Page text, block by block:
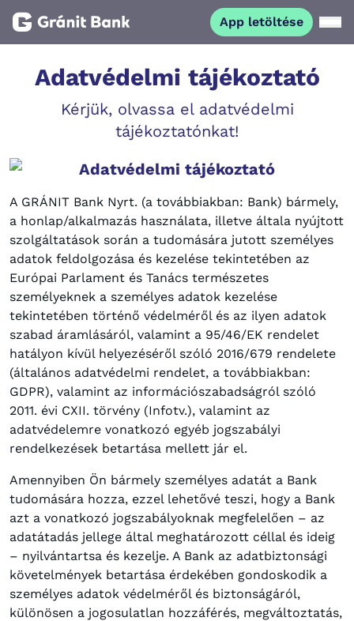
App letöltése
Magánszemélyeknek
Vállalkozásoknak
Fiataloknak
Befektetőknek
Kapcsolat
Netbank App letöltése
Adatvédelmi tájékoztató
Kérjük, olvassa el adatvédelmi
tájékoztatónkat!
Adatvédelmi tájékoztató
A GRÁNIT Bank Nyrt. (a továbbiakban: Bank) bármely,
a honlap/alkalmazás használata, illetve általa nyújtott
szolgáltatások során a tudomására jutott személyes
adatok feldolgozása és kezelése tekintetében az
Európai Parlament és Tanács természetes
személyeknek a személyes adatok kezelése
tekintetében történő védelméről és az ilyen adatok
szabad áramlásáról, valamint a 95/46/EK rendelet
hatályon kívül helyezéséről szóló 2016/679 rendelete
(általános adatvédelmi rendelet, a továbbiakban:
GDPR), valamint az információszabadságról szóló
2011. évi CXII. törvény (Infotv.), valamint az
adatvédelemre vonatkozó egyéb jogszabályi
rendelkezések betartása mellett jár el.
Amennyiben Ön bármely személyes adatát a Bank
tudomására hozza, ezzel lehetővé teszi, hogy a Bank
azt a vonatkozó jogszabályoknak megfelelően – az
adatátadás jellege által meghatározott céllal és ideig
– nyilvántartsa és kezelje. A Bank az adatbiztonsági
követelmények betartása érdekében gondoskodik a
személyes adatok védelméről és biztonságáról,
különösen a jogosulatlan hozzáférés, megváltoztatás,